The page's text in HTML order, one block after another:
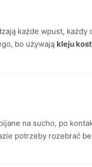
każde wpust, każdy
bo używają kleju
na sucho, po
potrzeby rozebrać